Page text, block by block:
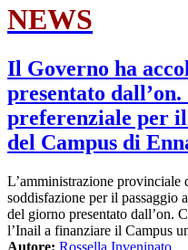
NEWS
Il Governo ha
presentato
preferenziale per
del Campus di
L’amministrazione provinciale
soddisfazione per il passaggio
del giorno presentato dall’on.
l’Inail a finanziare il Campus
Autore: Rossella Inveninato